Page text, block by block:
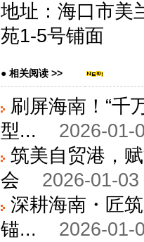
地址：海口市美
苑1-5号铺面
● 相关阅读 >>
刷屏海南！“千
型...
2026-01-
筑美自贸港，
会
2026-01-
深耕海南・匠
锚...
2026-01-